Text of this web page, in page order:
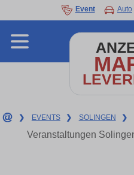
Event Auto
❯ EVENTS ❯ SOLINGEN ❯
Veranstaltungen